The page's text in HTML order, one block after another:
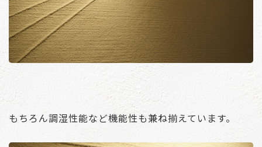
もちろん調湿性能など機能性も兼ね揃えています。